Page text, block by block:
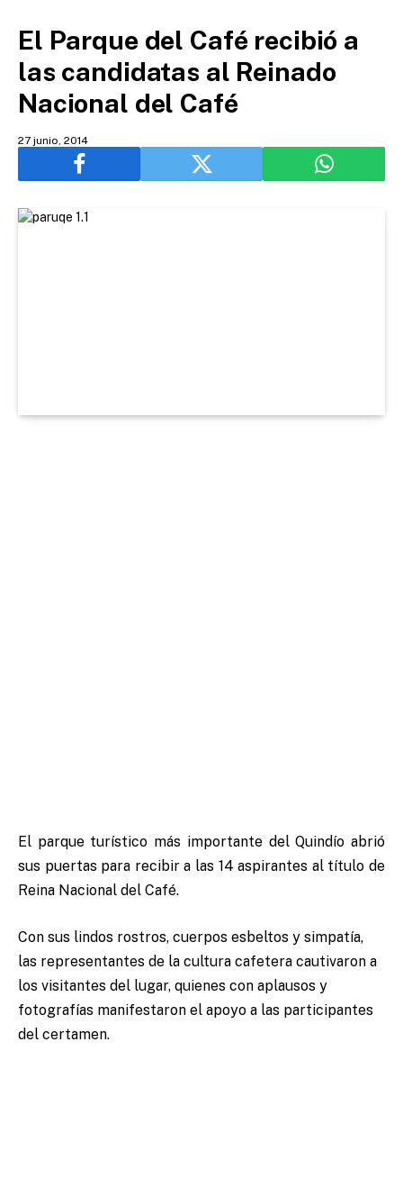
El Parque del Café recibió a
las candidatas al Reinado
Nacional del Café
27 junio, 2014
El parque turístico más importante del Quindío abrió
sus puertas para recibir a las 14 aspirantes al título de
Reina Nacional del Café.
Con sus lindos rostros, cuerpos esbeltos y simpatía,
las representantes de la cultura cafetera cautivaron a
los visitantes del lugar, quienes con aplausos y
fotografías manifestaron el apoyo a las participantes
del certamen.